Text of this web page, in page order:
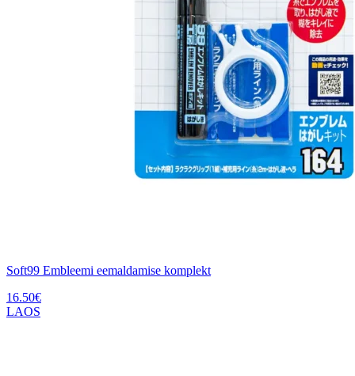
Soft99 Embleemi eemaldamise komplekt
16.50€
LAOS